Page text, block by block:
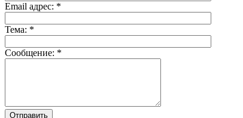
Email адрес: *
Тема: *
Сообщение: *